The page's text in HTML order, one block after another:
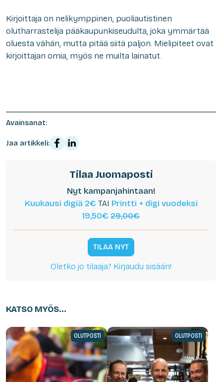
Kirjoittaja on nelikymppinen, puoliautistinen
olutharrastelija pääkaupunkiseudulta, joka ymmärtää
oluesta vähän, mutta pitää siitä paljon. Mielipiteet ovat
kirjoittajan omia, myös ne muilta lainatut.
Avainsanat:
Jaa artikkeli:
Tilaa Juomaposti
Nyt kampanjahintaan!
Kuukausi digiä 2€ TAI Printti + digi vuodeksi
19,50€ 29,00€
TILAA NYT
Oletko jo tilaaja? Kirjaudu sisään!
KATSO MYÖS...
OLUTPOSTI OLUTPOSTI